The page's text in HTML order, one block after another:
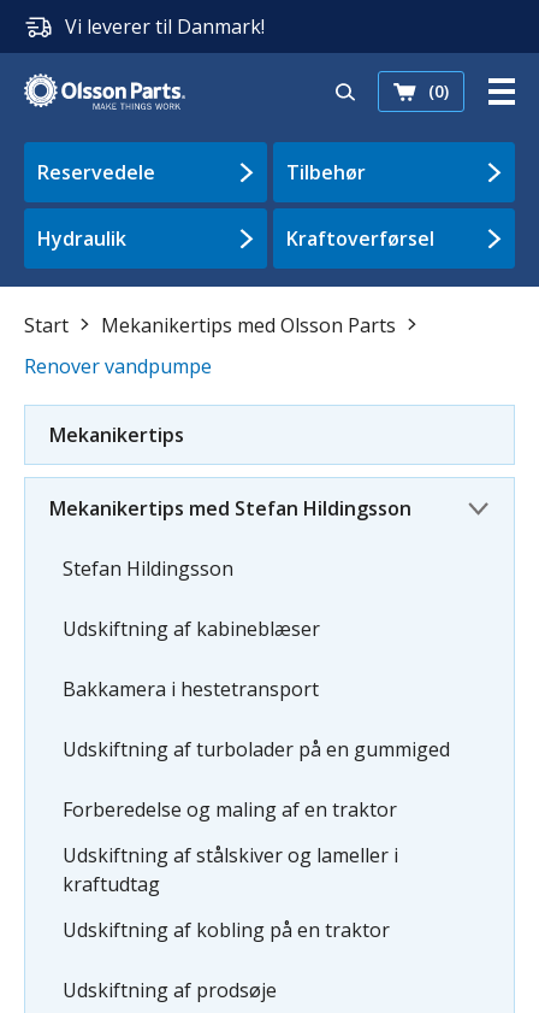
Vi leverer til Danmark!
(0)
Reservedele Tilbehør
Hydraulik Kraftoverførsel
Start
Mekanikertips med Olsson Parts
Renover vandpumpe
Mekanikertips
Mekanikertips med Stefan Hildingsson
Stefan Hildingsson
Udskiftning af kabineblæser
Bakkamera i hestetransport
Udskiftning af turbolader på en gummiged
Forberedelse og maling af en traktor
Udskiftning af stålskiver og lameller i
kraftudtag
Udskiftning af kobling på en traktor
Udskiftning af prodsøje